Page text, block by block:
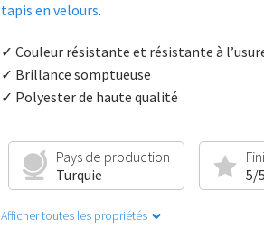
tapis en velours.
✓ Couleur résistante et résistante à
✓ Brillance somptueuse
✓ Polyester de haute qualité
Pays de production
Turquie
5/
Afficher toutes les propriétés